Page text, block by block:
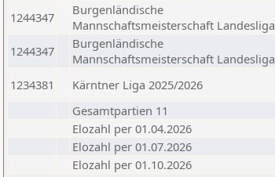
1244347
Burgenländische
Mannschaftsmeisterschaft Landesliga
1244347
Burgenländische
Mannschaftsmeisterschaft Landesliga
1234381 Kärntner Liga 2025/2026
Gesamtpartien 11
Elozahl per 01.04.2026
Elozahl per 01.07.2026
Elozahl per 01.10.2026